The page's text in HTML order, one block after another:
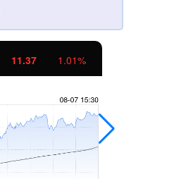
11.37 1.01%